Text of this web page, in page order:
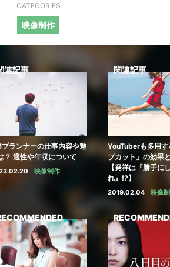
CATEGORIES
映像制作
関連記事
YouTuberも多用する「ジャン
プカット」の効果と使用例
【発祥は『勝手にしやが
関連記
「画質」
真・動画
類について
RECOMMENDED